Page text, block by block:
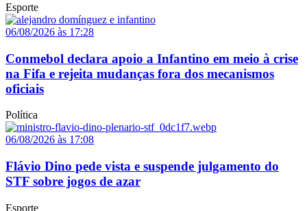
Esporte
06/08/2026 às 17:28
Conmebol declara apoio a Infantino em meio à crise
na Fifa e rejeita mudanças fora dos mecanismos
oficiais
Política
06/08/2026 às 17:08
Flávio Dino pede vista e suspende julgamento do
STF sobre jogos de azar
Esporte